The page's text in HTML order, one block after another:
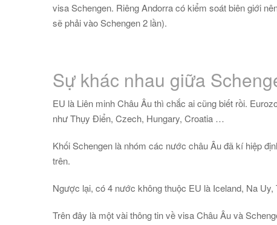
visa Schengen. Riêng Andorra có kiểm soát biên giới
sẽ phải vào Schengen 2 lần).
Sự khác nhau giữa
EU là Liên minh Châu Âu thì chắc ai cũng biết rồi.
như Thụy Điển, Czech, Hungary, Croatia …
Khối Schengen là nhóm các nước châu Âu đã kí hiệp
trên.
Ngược lại, có 4 nước không thuộc EU là Iceland, Na
Trên đây là một vài thông tin về visa Châu Âu và